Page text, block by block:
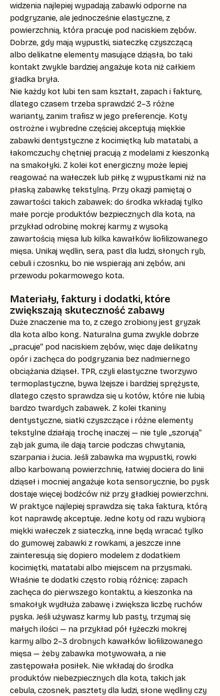
widzenia najlepiej wypadają zabawki odporne na
podgryzanie, ale jednocześnie elastyczne, z
powierzchnią, która pracuje pod naciskiem zębów.
Dobrze, gdy mają wypustki, siateczkę czyszczącą
albo delikatne elementy masujące dziąsła, bo taki
kontakt zwykle bardziej angażuje kota niż całkiem
gładka bryła.
Nie każdy kot lubi ten sam kształt, zapach i fakturę,
dlatego czasem trzeba sprawdzić 2–3 różne
warianty, zanim trafisz w jego preferencje. Koty
ostrożne i wybredne częściej akceptują miękkie
zabawki dentystyczne z kocimiętką lub matatabi, a
łakomczuchy chętniej pracują z modelami z kieszonką
na smakołyki. Z kolei kot energiczny może lepiej
reagować na wałeczek lub piłkę z wypustkami niż na
płaską zabawkę tekstylną. Przy okazji pamiętaj o
zawartości takich zabawek: do środka wkładaj tylko
małe porcje produktów bezpiecznych dla kota, na
przykład odrobinę mokrej karmy z wysoką
zawartością mięsa lub kilka kawałków liofilizowanego
mięsa. Unikaj wędlin, sera, past dla ludzi, słonych ryb,
cebuli i czosnku, bo nie wspierają ani zębów, ani
przewodu pokarmowego kota.
Materiały, faktury i dodatki, które
zwiększają skuteczność zabawy
Duże znaczenie ma to, z czego zrobiony jest gryzak
dla kota albo kong. Naturalna guma zwykle dobrze
„pracuje” pod naciskiem zębów, więc daje delikatny
opór i zachęca do podgryzania bez nadmiernego
obciążania dziąseł. TPR, czyli elastyczne tworzywo
termoplastyczne, bywa lżejsze i bardziej sprężyste,
dlatego często sprawdza się u kotów, które nie lubią
bardzo twardych zabawek. Z kolei tkaniny
dentystyczne, siatki czyszczące i różne elementy
tekstylne działają trochę inaczej — nie tyle „szorują”
ząb jak guma, ile dają tarcie podczas chwytania,
szarpania i żucia. Jeśli zabawka ma wypustki, rowki
albo karbowaną powierzchnię, łatwiej dociera do linii
dziąseł i mocniej angażuje kota sensorycznie, bo pysk
dostaje więcej bodźców niż przy gładkiej powierzchni.
W praktyce najlepiej sprawdza się taka faktura, którą
kot naprawdę akceptuje. Jedne koty od razu wybiorą
miękki wałeczek z siateczką, inne będą wracać tylko
do gumowej zabawki z rowkami, a jeszcze inne
zainteresują się dopiero modelem z dodatkiem
kocimiętki, matatabi albo miejscem na przysmaki.
Właśnie te dodatki często robią różnicę: zapach
zachęca do pierwszego kontaktu, a kieszonka na
smakołyk wydłuża zabawę i zwiększa liczbę ruchów
pyska. Jeśli używasz karmy lub pasty, trzymaj się
małych ilości — na przykład pół łyżeczki mokrej
karmy albo 2–3 drobnych kawałków liofilizowanego
mięsa — żeby zabawka motywowała, a nie
zastępowała posiłek. Nie wkładaj do środka
produktów niebezpiecznych dla kota, takich jak
cebula, czosnek, pasztety dla ludzi, słone wędliny czy